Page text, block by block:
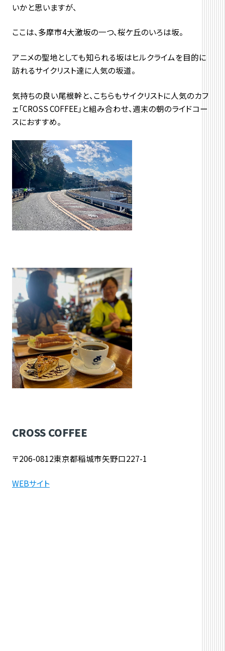
いかと思いますが、
ここは、多摩市4大激坂の一つ、桜ケ丘のいろは坂。
アニメの聖地としても知られる坂はヒルクライムを目的に
訪れるサイクリスト達に人気の坂道。
気持ちの良い尾根幹と、こちらもサイクリストに人気のカフ
ェ「CROSS COFFEE」と組み合わせ、週末の朝のライドコー
スにおすすめ。
CROSS COFFEE
〒206-0812東京都稲城市矢野口227-1
WEBサイト